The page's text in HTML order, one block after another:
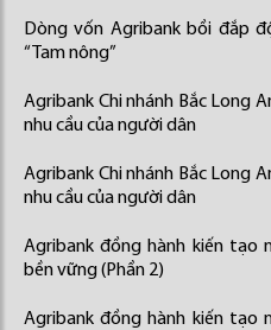
Dòng vốn Agribank bồi đắp
“Tam nông”
Agribank Chi nhánh Bắc Long
nhu cầu của người dân
Agribank Chi nhánh Bắc Long
nhu cầu của người dân
Agribank đồng hành kiến tạo
bền vững (Phần 2)
Agribank đồng hành kiến tạo